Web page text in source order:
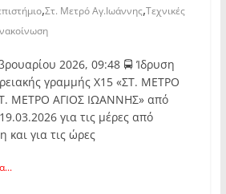
,Στ. Μετρό Αγ.Ιωάννης,Τεχνικές
2026, 09:48 🚍 Ίδρυση
γραμμής Χ15 «ΣΤ. ΜΕΤΡΟ
ΜΕΤΡΟ ΑΓΙΟΣ ΙΩΑΝΝΗΣ» από
για τις μέρες από
και για τις ώρες